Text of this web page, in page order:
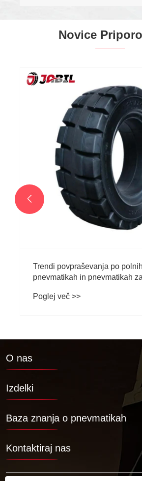
Novice
Kakšni so razlogi za
neenakomerno obrabo
ga je mogoče preprečiti?
Poglej več >>

O nas
Izdelki
Baza znanja o pnevmatikah
Kontaktiraj nas